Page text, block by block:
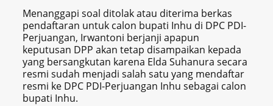
Menanggapi soal ditolak atau diterima berkas
pendaftaran untuk calon bupati Inhu di DPC PDI-
Perjuangan, Irwantoni berjanji apapun
keputusan DPP akan tetap disampaikan kepada
yang bersangkutan karena Elda Suhanura secara
resmi sudah menjadi salah satu yang mendaftar
resmi ke DPC PDI-Perjuangan Inhu sebagai calon
bupati Inhu.